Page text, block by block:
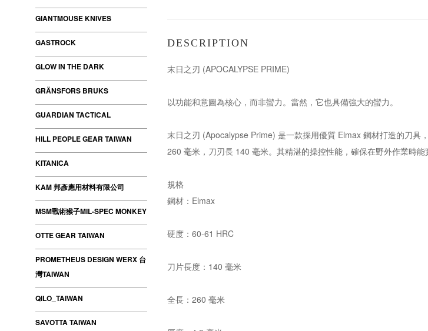
GIANTMOUSE KNIVES
GASTROCK
GLOW IN THE DARK
GRÄNSFORS BRUKS
GUARDIAN TACTICAL
HILL PEOPLE GEAR TAIWAN
KITANICA
KAM 邦彥應用材料有限公司
MSM戰術猴子MIL-SPEC MONKEY
OTTE GEAR TAIWAN
PROMETHEUS DESIGN WERX 台
灣TAIWAN
QILO_TAIWAN
SAVOTTA TAIWAN
DESCRIPTION
末日之刃 (APOCALYPSE PRIME)
以功能和意圖為核心，而非蠻力。當然，它也具備強大的蠻力。
末日之刃 (Apocalypse Prime) 是一款採用優質 Elmax 鋼材打造的刀
260 毫米，刀刃長 140 毫米。其精湛的操控性能，確保在野外作業時能
規格
鋼材：Elmax
硬度：60-61 HRC
刀片長度：140 毫米
全長：260 毫米